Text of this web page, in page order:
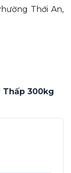
Thới An,
Thấp 300kg